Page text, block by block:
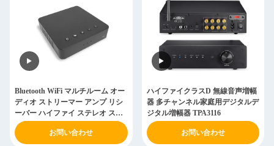
Bluetooth WiFi マルチルーム オー
ディオ ストリーマー アンプ リシ
ーバー ハイファイ ステレオ スト
リーミング アンプ リシーバー
お問い合わせ
ハイファイクラスD 無線音声増幅
器 多チャンネル家庭用デジタルデ
ジタル増幅器 TPA3116
お問い合わせ